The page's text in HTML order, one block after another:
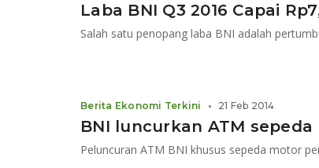
Laba BNI Q3 2016 Capai
BNI luncurkan ATM
Peluncuran ATM BNI khusus sepeda motor
Berita Ekonomi Terkini • 21 Feb 2014